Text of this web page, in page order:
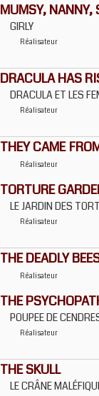
MUMSY, NANNY,
GIRLY
Réalisateur
DRACULA HAS
DRACULA ET LES
Réalisateur
THEY CAME
Réalisateur
TORTURE
LE JARDIN DES
Réalisateur
THE DEADLY
Réalisateur
THE
POUPEE DE
Réalisateur
THE SKULL
LE CRÂNE